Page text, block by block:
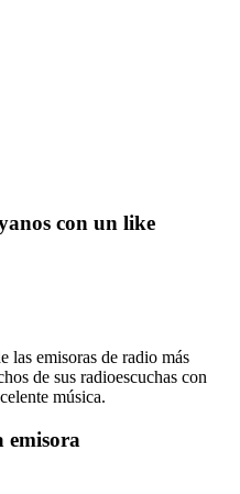
con un like
las emisoras de radio más
de sus radioescuchas con
música.
emisora